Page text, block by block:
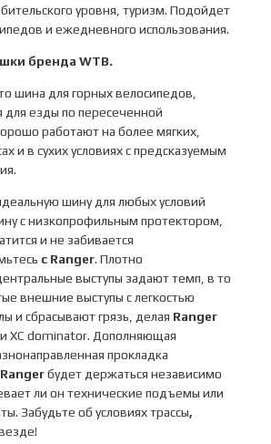
уровня, туризм. Подойдет
и ежедневного использования.
бренда WTB.
шина для горных велосипедов,
для езды по пересеченной
работают на более мягких,
и в сухих условиях с предсказуемым
шину для любых условий
с низкопрофильным протектором,
и не забивается
с Ranger. Плотно
выступы задают темп, в то
внешние выступы с легкостью
и сбрасывают грязь, делая Ranger
XC dominator. Дополняющая
прокладка
Rangerбудет держаться независимо
ли он технические подъемы или
Забудьте об условиях трассы,